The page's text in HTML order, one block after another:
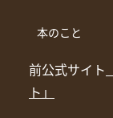
本のこと
前公式サイト
ト」